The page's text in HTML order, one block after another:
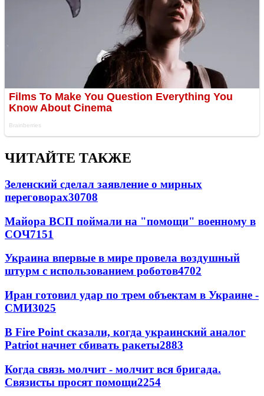
ЧИТАЙТЕ ТАКЖЕ
Зеленский сделал заявление о мирных
переговорах30708
Майора ВСП поймали на "помощи" военному в
СОЧ7151
Украина впервые в мире провела воздушный
штурм с использованием роботов4702
Иран готовил удар по трем объектам в Украине -
СМИ3025
В Fire Point сказали, когда украинский аналог
Patriot начнет сбивать ракеты2883
Когда связь молчит - молчит вся бригада.
Связисты просят помощи2254